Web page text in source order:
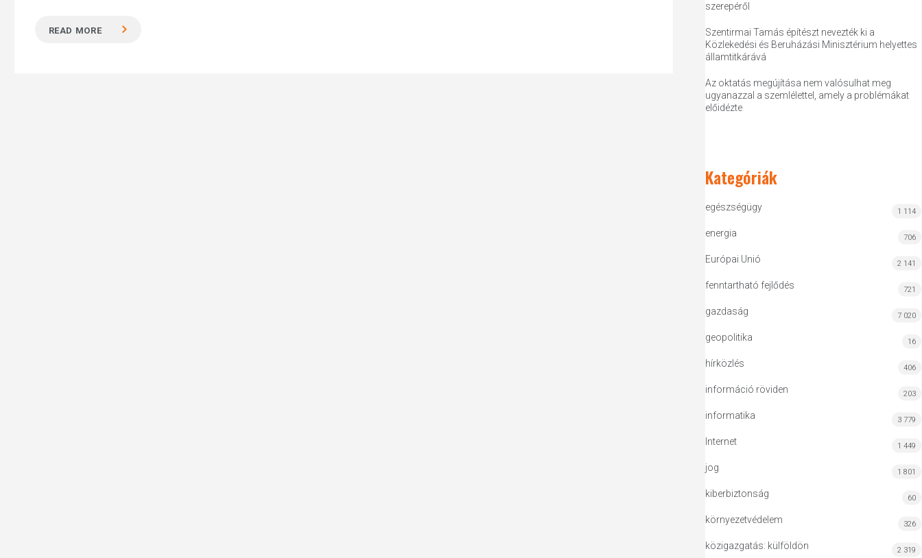
READ MORE
szerepéről
Szentirmai Tamás építészt nevezték ki a
Közlekedési és Beruházási Minisztérium helyettes
államtitkárává
Az oktatás megújítása nem valósulhat meg
ugyanazzal a szemlélettel, amely a problémákat
előidézte
Kategóriák
egészségügy 1 114
energia 706
Európai Unió 2 141
fenntartható fejlődés 721
gazdaság 7 020
geopolitika 16
hírközlés 406
információ röviden 203
informatika 3 779
Internet 1 449
jog 1 801
kiberbiztonság 60
környezetvédelem 326
közigazgatás: külföldön 2 319